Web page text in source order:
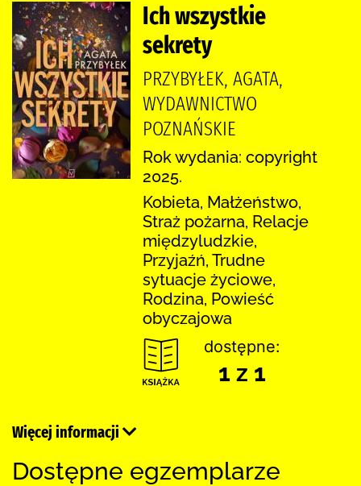
Ich wszystkie
sekrety
PRZYBYŁEK, AGATA,
WYDAWNICTWO
POZNAŃSKIE
Rok wydania: copyright
2025.
Kobieta, Małżeństwo,
Straż pożarna, Relacje
międzyludzkie,
Przyjaźń, Trudne
sytuacje życiowe,
Rodzina, Powieść
obyczajowa
dostępne:
1 z 1
Więcej informacji
Dostępne egzemplarze